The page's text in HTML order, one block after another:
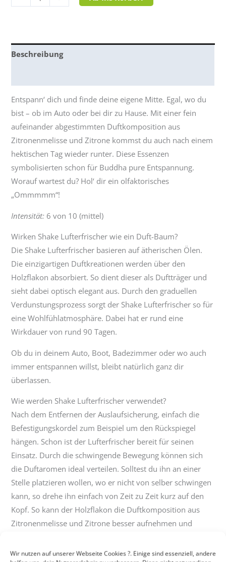
Wir nutzen auf unserer Webseite Cookies ?. Einige sind essenziell, andere
Beschreibung
Entspann‘ dich und finde deine eigene Mitte. Egal, wo du
bist – ob im Auto oder bei dir zu Hause. Mit einer fein
aufeinander abgestimmten Duftkomposition aus
Zitronenmelisse und Zitrone kommst du auch nach einem
hektischen Tag wieder runter. Diese Essenzen
symbolisierten schon für Buddha pure Entspannung.
Worauf wartest du? Hol‘ dir ein olfaktorisches
„Ommmmm“!
Intensität: 6 von 10 (mittel)
Wirken Shake Lufterfrischer wie ein Duft-Baum?
Die Shake Lufterfrischer basieren auf ätherischen Ölen.
Die einzigartigen Duftkreationen werden über den
Holzflakon absorbiert. So dient dieser als Duftträger und
sieht dabei optisch elegant aus. Durch den graduellen
Verdunstungsprozess sorgt der Shake Lufterfrischer so für
eine Wohlfühlatmosphäre. Dabei hat er rund eine
Wirkdauer von rund 90 Tagen.
Ob du in deinem Auto, Boot, Badezimmer oder wo auch
immer entspannen willst, bleibt natürlich ganz dir
überlassen.
Wie werden Shake Lufterfrischer verwendet?
Nach dem Entfernen der Auslaufsicherung, einfach die
Befestigungskordel zum Beispiel um den Rückspiegel
hängen. Schon ist der Lufterfrischer bereit für seinen
Einsatz. Durch die schwingende Bewegung können sich
die Duftaromen ideal verteilen. Solltest du ihn an einer
Stelle platzieren wollen, wo er nicht von selber schwingen
kann, so drehe ihn einfach von Zeit zu Zeit kurz auf den
Kopf. So kann der Holzflakon die Duftkomposition aus
Zitronenmelisse und Zitrone besser aufnehmen und
Inhalt: 2 x 4,5 ml